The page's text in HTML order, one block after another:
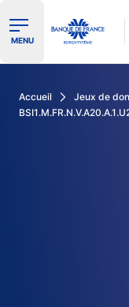
Ouvrir le menu
MENU
Accueil Jeux de